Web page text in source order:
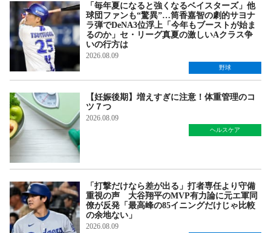
「毎年夏になると強くなるベイスターズ」他
球団ファンも“驚異”…筒香嘉智の劇的サヨナ
ラ弾でDeNA3位浮上「今年もブーストが始ま
るのか」セ・リーグ真夏の激しいAクラス争
いの行方は
2026.08.09
野球
【妊娠後期】増えすぎに注意！体重管理のコ
ツ７つ
2026.08.09
ヘルスケア
「打撃だけなら差が出る」打者専任より守備
重視の声 大谷翔平のMVP有力論に元エ軍同
僚が反発「最高峰の85イニングだけじゃ比較
の余地ない」
2026.08.09